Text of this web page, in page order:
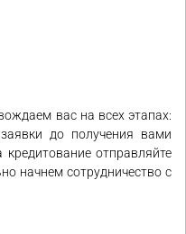
вас на всех этапах:
до получения вами
отправляйте
начнем сотрудничество с